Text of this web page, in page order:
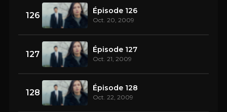
126 Épisode 126
Oct. 20, 2009
127 Épisode 127
Oct. 21, 2009
128 Épisode 128
Oct. 22, 2009